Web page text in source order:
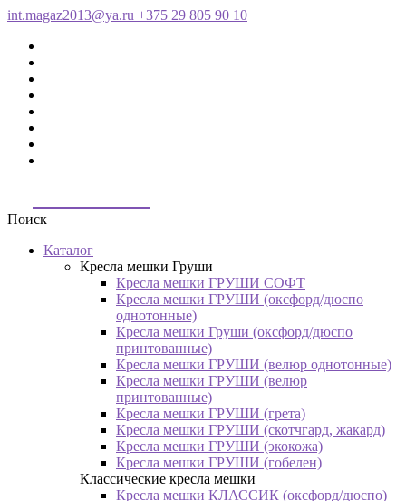
int.magaz2013@ya.ru +375 29 805 90 10
Поиск
Каталог
Кресла мешки Груши
Кресла мешки ГРУШИ СОФТ
Кресла мешки ГРУШИ (оксфорд/дюспо
однотонные)
Кресла мешки Груши (оксфорд/дюспо
принтованные)
Кресла мешки ГРУШИ (велюр однотонные)
Кресла мешки ГРУШИ (велюр
принтованные)
Кресла мешки ГРУШИ (грета)
Кресла мешки ГРУШИ (скотчгард, жакард)
Кресла мешки ГРУШИ (экокожа)
Кресла мешки ГРУШИ (гобелен)
Классические кресла мешки
Кресла мешки КЛАССИК (оксфорд/дюспо)